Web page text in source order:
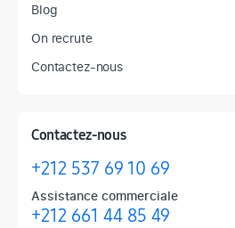
Blog
On recrute
Contactez-nous
Contactez-nous
+212 537 69 10 69
Assistance commerciale
+212 661 44 85 49